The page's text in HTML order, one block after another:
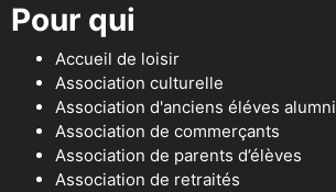
Pour qui
Accueil de loisir
Association culturelle
Association d'anciens éléves alumni
Association de commerçants
Association de parents d’élèves
Association de retraités